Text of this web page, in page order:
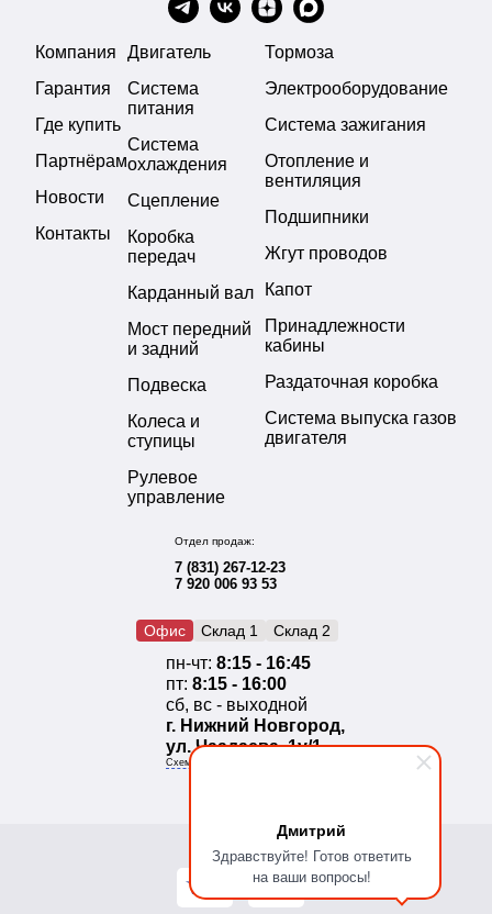
Дмитрий
Здравствуйте! Готов ответить
на ваши вопросы!
Компания
Гарантия
Где купить
Партнёрам
Новости
Контакты
Двигатель
Система
питания
Система
охлаждения
Сцепление
Коробка
передач
Карданный вал
Мост передний
и задний
Подвеска
Колеса и
ступицы
Рулевое
управление
Тормоза
Электрооборудование
Система зажигания
Отопление и
вентиляция
Подшипники
Жгут проводов
Капот
Принадлежности
кабины
Раздаточная коробка
Система выпуска газов
двигателя
Отдел продаж:
7 (831) 267-12-23
7 920 006 93 53
Офис Склад 1 Склад 2
пн-чт: 8:15 - 16:45
пт: 8:15 - 16:00
сб, вс - выходной
г. Нижний Новгород,
ул. Чаадаева, 1у/1
Схема проезда